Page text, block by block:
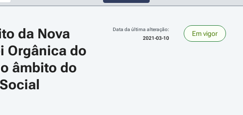
para a direita ou esquerda para navegar pelos meses; Use cmd ou ctrl +
da Nova
Orgânica do
âmbito do
Data da última alteração:
2021-03-10
Em vigor